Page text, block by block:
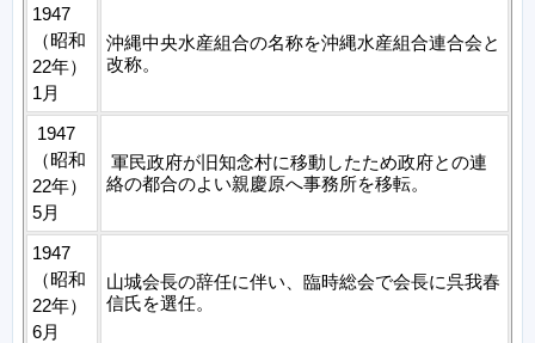
1947
（昭和
22年）
1月
沖縄中央水産組合の名称を沖縄水産組合連合会と
改称。
1947
（昭和
22年）
5月
軍民政府が旧知念村に移動したため政府との連
絡の都合のよい親慶原へ事務所を移転。
1947
（昭和
22年）
6月
山城会長の辞任に伴い、臨時総会で会長に呉我春
信氏を選任。